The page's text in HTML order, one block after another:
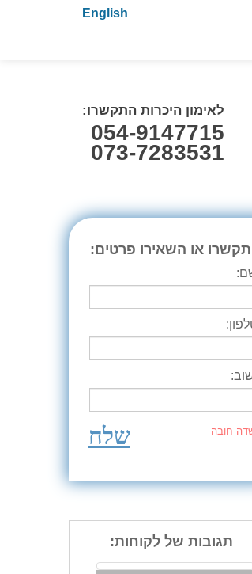
English
לאימון היכרות התקשרו:
054-9147715
073-7283531
או השאירו פרטים:
שלח חובה
תגובות של לקוחות: